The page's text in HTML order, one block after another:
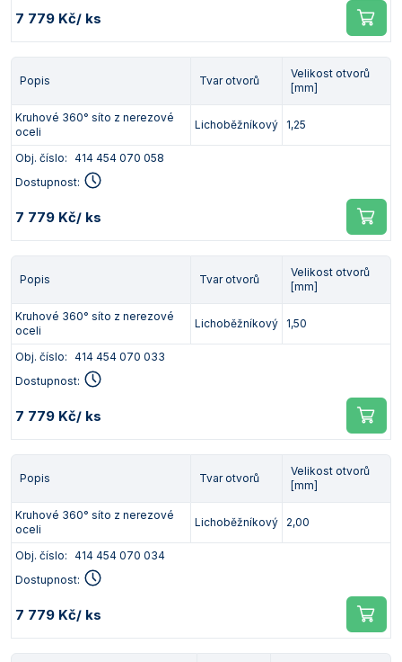
7 779 Kč/ ks
Popis Tvar otvorů
Velikost otvorů
[mm]
Kruhové 360° síto z nerezové
oceli
Lichoběžníkový 1,25
Obj. číslo: 414 454 070 058
Dostupnost:
7 779 Kč/ ks
Popis Tvar otvorů
Velikost otvorů
[mm]
Kruhové 360° síto z nerezové
oceli
Lichoběžníkový 1,50
Obj. číslo: 414 454 070 033
Dostupnost:
7 779 Kč/ ks
Popis Tvar otvorů
Velikost otvorů
[mm]
Kruhové 360° síto z nerezové
oceli
Lichoběžníkový 2,00
Obj. číslo: 414 454 070 034
Dostupnost:
7 779 Kč/ ks